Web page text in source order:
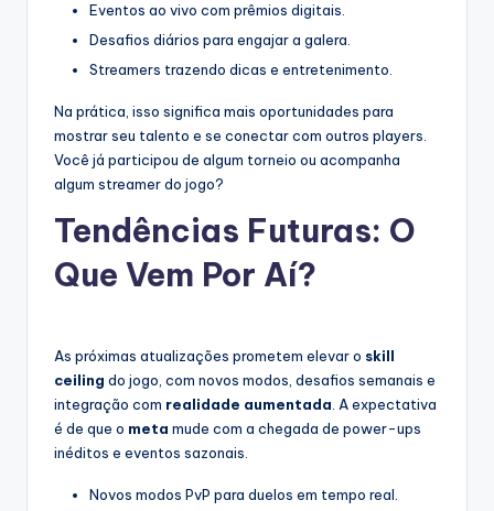
Eventos ao vivo com prêmios digitais.
Desafios diários para engajar a galera.
Streamers trazendo dicas e entretenimento.
Na prática, isso significa mais oportunidades para
mostrar seu talento e se conectar com outros players.
Você já participou de algum torneio ou acompanha
algum streamer do jogo?
Tendências Futuras: O
Que Vem Por Aí?
As próximas atualizações prometem elevar o skill
ceiling do jogo, com novos modos, desafios semanais e
integração com realidade aumentada. A expectativa
é de que o meta mude com a chegada de power-ups
inéditos e eventos sazonais.
Novos modos PvP para duelos em tempo real.